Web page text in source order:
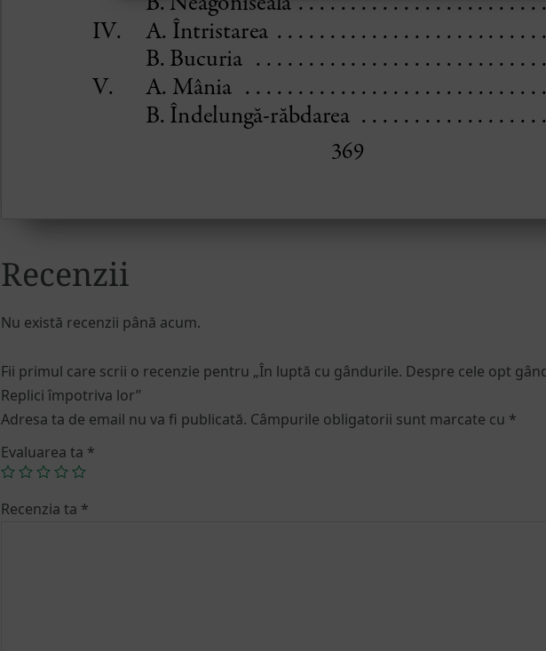
Recenzii
Nu există recenzii până acum.
Fii primul care scrii o recenzie pentru „În luptă cu gândurile. Despre cele opt
Replici împotriva lor”
Adresa ta de email nu va fi publicată. Câmpurile obligatorii sunt marcate cu *
Evaluarea ta *
Recenzia ta *